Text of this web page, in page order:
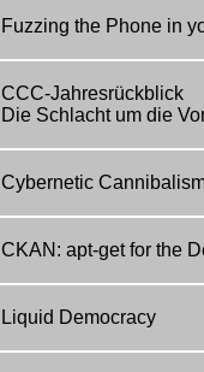
Fuzzing the Phone in
CCC-Jahresrückblick
Die Schlacht um die
Cybernetic
CKAN: apt-get for the
Liquid Democracy